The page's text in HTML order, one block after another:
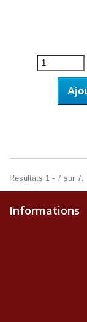
Résultats 1 - 7 sur 7.
Informations